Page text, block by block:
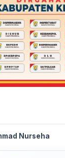
Nurseha